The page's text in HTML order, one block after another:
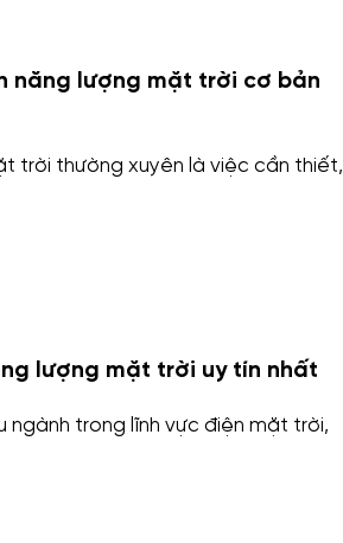
năng lượng mặt trời cơ bản
trời thường xuyên là việc cần thiết,
lượng mặt trời uy tín nhất
ngành trong lĩnh vực điện mặt trời,